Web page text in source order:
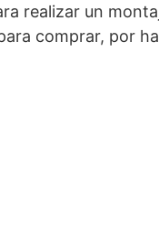
realizar un
comprar, por